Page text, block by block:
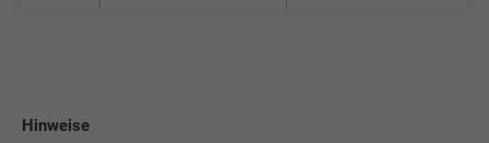
Hinweise